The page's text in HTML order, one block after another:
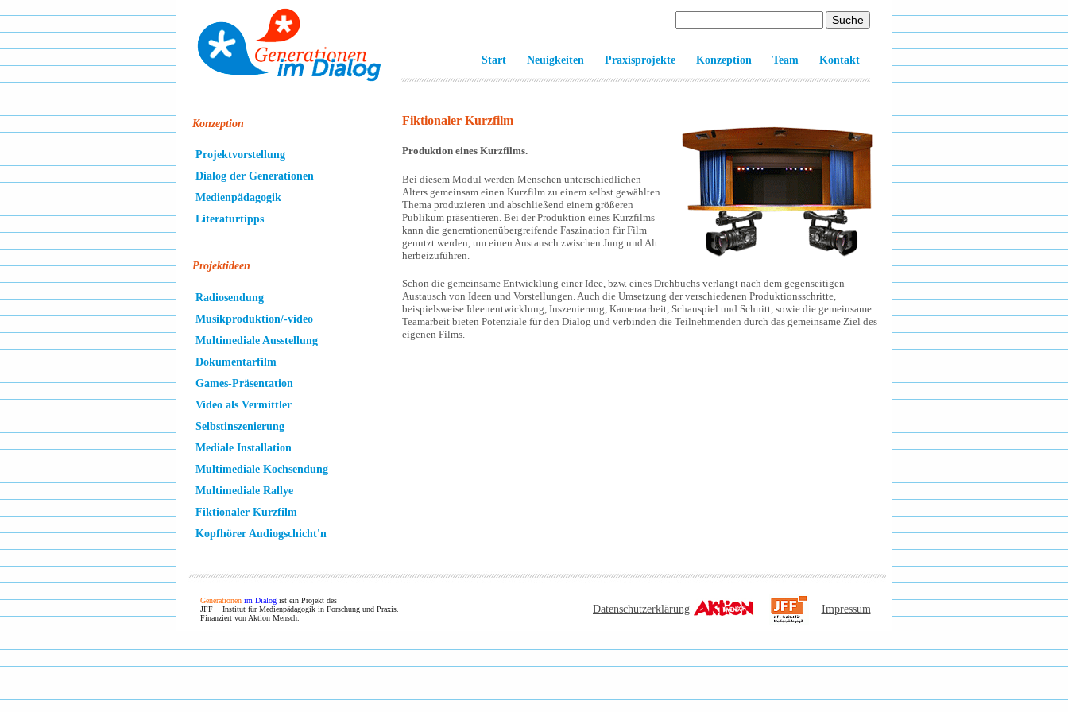
Start Neuigkeiten Praxisprojekte Konzeption Team Kontakt
Konzeption
Projektvorstellung
Dialog der Generationen
Medienpädagogik
Literaturtipps
Projektideen
Radiosendung
Musikproduktion/-video
Multimediale Ausstellung
Dokumentarfilm
Games-Präsentation
Video als Vermittler
Selbstinszenierung
Mediale Installation
Multimediale Kochsendung
Multimediale Rallye
Fiktionaler Kurzfilm
Kopfhörer Audiogschicht'n
Fiktionaler Kurzfilm
Produktion eines Kurzfilms.
Bei diesem Modul werden Menschen unterschiedlichen
Alters gemeinsam einen Kurzfilm zu einem selbst gewählten
Thema produzieren und abschließend einem größeren
Publikum präsentieren. Bei der Produktion eines Kurzfilms
kann die generationenübergreifende Faszination für Film
genutzt werden, um einen Austausch zwischen Jung und Alt
herbeizuführen.
Schon die gemeinsame Entwicklung einer Idee, bzw. eines Drehbuchs verlangt nach dem gegenseitigen
Austausch von Ideen und Vorstellungen. Auch die Umsetzung der verschiedenen Produktionsschritte,
beispielsweise Ideenentwicklung, Inszenierung, Kameraarbeit, Schauspiel und Schnitt, sowie die gemeinsame
Teamarbeit bieten Potenziale für den Dialog und verbinden die Teilnehmenden durch das gemeinsame Ziel des
eigenen Films.
Generationen im Dialog ist ein Projekt des
JFF − Institut für Medienpädagogik in Forschung und Praxis.
Finanziert von Aktion Mensch.
Datenschutzerklärung Impressum